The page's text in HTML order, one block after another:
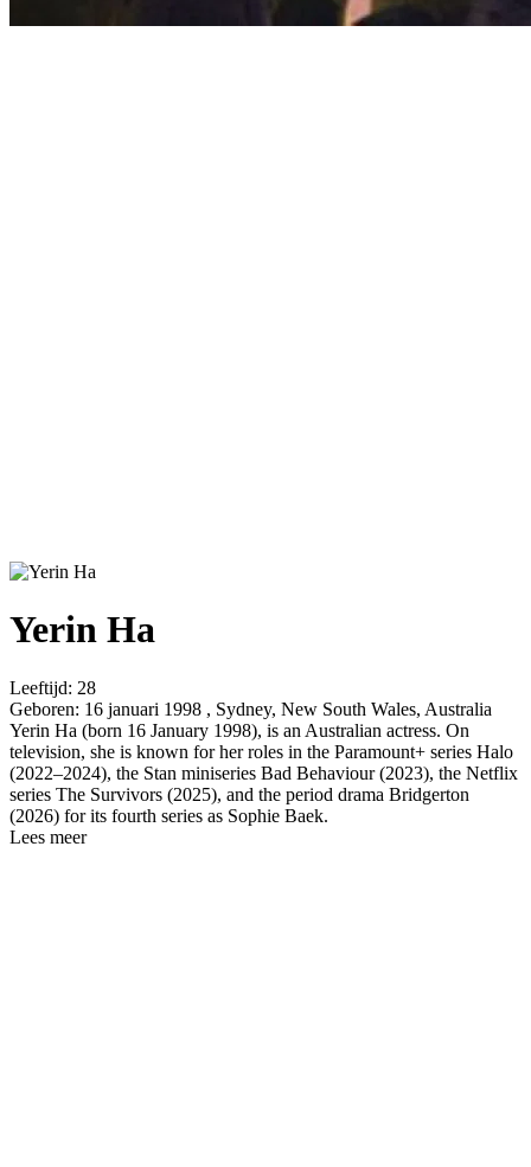
Yerin Ha
Leeftijd: 28
Geboren: 16 januari 1998 , Sydney, New South Wales, Australia
Yerin Ha (born 16 January 1998), is an Australian actress. On
television, she is known for her roles in the Paramount+ series Halo
(2022–2024), the Stan miniseries Bad Behaviour (2023), the Netflix
series The Survivors (2025), and the period drama Bridgerton
(2026) for its fourth series as Sophie Baek.
Lees meer